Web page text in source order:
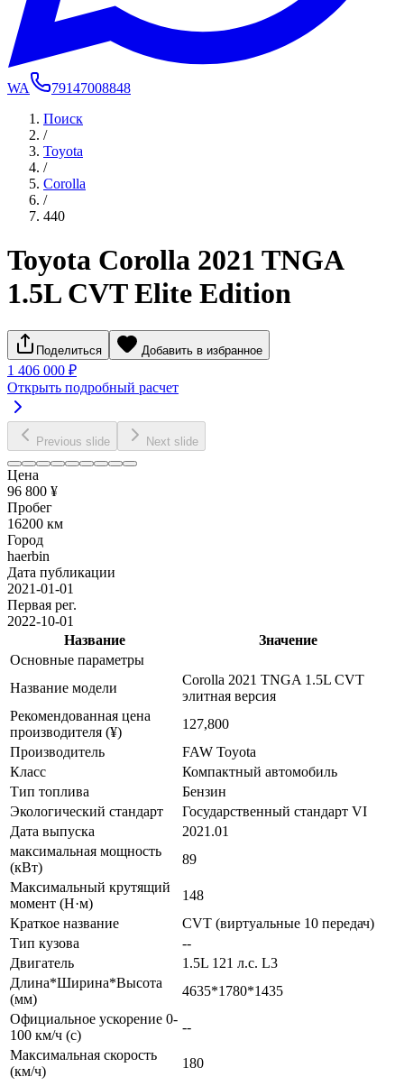
WA
79147008848
Поиск
/
Toyota
/
Corolla
/
440
Toyota Corolla 2021 TNGA
1.5L CVT Elite Edition
Поделиться Добавить в избранное
1 406 000 ₽
Открыть подробный расчет
Previous slide Next slide
Цена
96 800 ¥
Пробег
16200 км
Город
haerbin
Дата публикации
2021-01-01
Первая рег.
2022-10-01
Название
Значение
Основные параметры
Название модели
Corolla 2021 TNGA 1.5L CVT
элитная версия
Рекомендованная цена
производителя (¥)
127,800
Производитель
FAW Toyota
Класс
Компактный автомобиль
Тип топлива
Бензин
Экологический стандарт
Государственный стандарт VI
Дата выпуска
2021.01
максимальная мощность
(кВт)
89
Максимальный крутящий
момент (Н·м)
148
Краткое название
CVT (виртуальные 10 передач)
Тип кузова
--
Двигатель
1.5L 121 л.с. L3
Длина*Ширина*Высота
(мм)
4635*1780*1435
Официальное ускорение 0-
100 км/ч (с)
--
Максимальная скорость
(км/ч)
180